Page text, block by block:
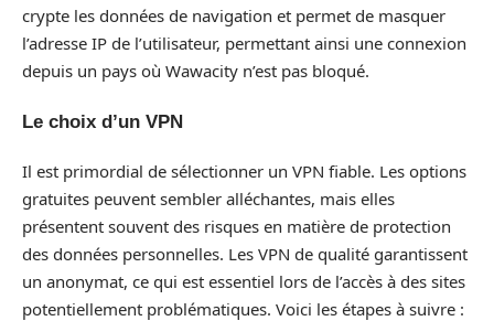
crypte les données de navigation et permet de masquer
l’adresse IP de l’utilisateur, permettant ainsi une connexion
depuis un pays où Wawacity n’est pas bloqué.
Le choix d’un VPN
Il est primordial de sélectionner un VPN fiable. Les options
gratuites peuvent sembler alléchantes, mais elles
présentent souvent des risques en matière de protection
des données personnelles. Les VPN de qualité garantissent
un anonymat, ce qui est essentiel lors de l’accès à des sites
potentiellement problématiques. Voici les étapes à suivre :